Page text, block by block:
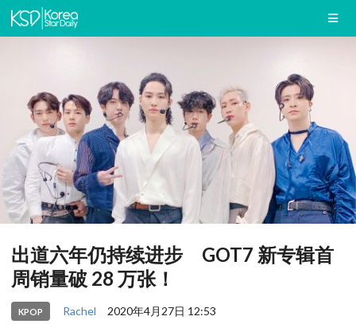
出道六年仍持续进步 GOT7 新专辑首
周销量破 28 万张！
KPOP Rachel 2020年4月27日 12:53